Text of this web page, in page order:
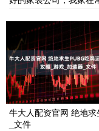
牛大人配资官网 绝地
_文件